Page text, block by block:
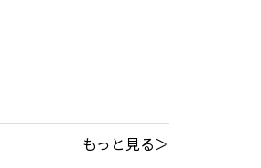
もっと見る＞